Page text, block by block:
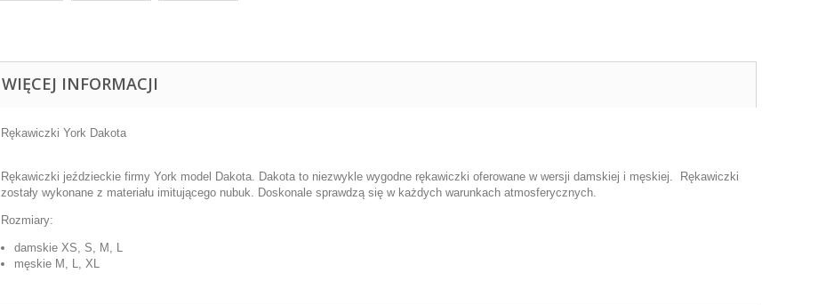
WIĘCEJ INFORMACJI
Rękawiczki York Dakota
Rękawiczki jeździeckie firmy York model Dakota. Dakota to niezwykle wygodne rękawiczki oferowane w wersji damskiej i męskiej. Rękawiczki
zostały wykonane z materiału imitującego nubuk. Doskonale sprawdzą się w każdych warunkach atmosferycznych.
Rozmiary:
damskie XS, S, M, L
męskie M, L, XL